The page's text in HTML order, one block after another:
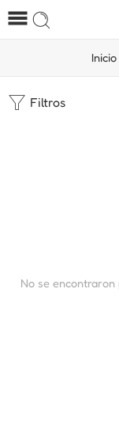
Inicio
Filtros
No se